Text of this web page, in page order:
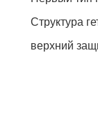
Структура
верхний